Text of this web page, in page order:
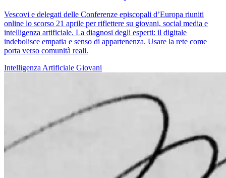
Vescovi e delegati delle Conferenze episcopali d’Europa riuniti
online lo scorso 21 aprile per riflettere su giovani, social media e
intelligenza artificiale. La diagnosi degli esperti: il digitale
indebolisce empatia e senso di appartenenza. Usare la rete come
porta verso comunità reali.
Intelligenza Artificiale Giovani